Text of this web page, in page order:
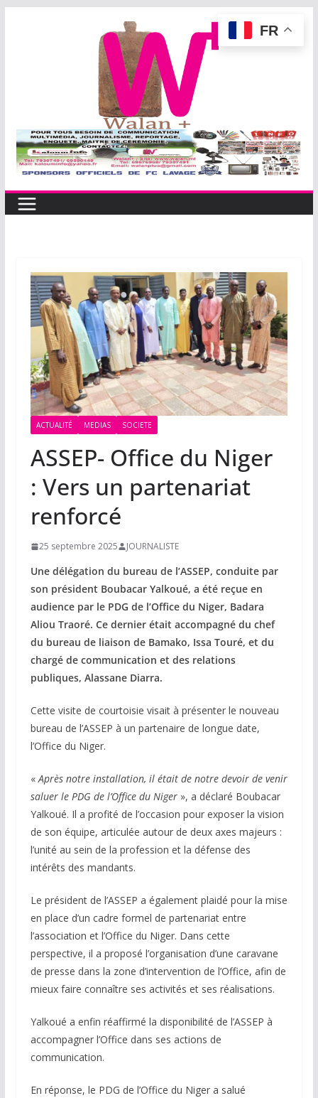
ACTUALITÉ MEDIAS SOCIETE
ASSEP- Office du Niger
: Vers un partenariat
renforcé
25 septembre 2025 JOURNALISTE
Une délégation du bureau de l’ASSEP, conduite par
son président Boubacar Yalkoué, a été reçue en
audience par le PDG de l’Office du Niger, Badara
Aliou Traoré. Ce dernier était accompagné du chef
du bureau de liaison de Bamako, Issa Touré, et du
chargé de communication et des relations
publiques, Alassane Diarra.
Cette visite de courtoisie visait à présenter le nouveau
bureau de l’ASSEP à un partenaire de longue date,
l’Office du Niger.
«Après notre installation, il était de notre devoir de venir
saluer le PDG de l’Office du Niger», a déclaré Boubacar
Yalkoué. Il a profité de l’occasion pour exposer la vision
de son équipe, articulée autour de deux axes majeurs :
l’unité au sein de la profession et la défense des
intérêts des mandants.
Le président de l’ASSEP a également plaidé pour la mise
en place d’un cadre formel de partenariat entre
l’association et l’Office du Niger. Dans cette
perspective, il a proposé l’organisation d’une caravane
de presse dans la zone d’intervention de l’Office, afin de
mieux faire connaître ses activités et ses réalisations.
Yalkoué a enfin réaffirmé la disponibilité de l’ASSEP à
accompagner l’Office dans ses actions de
communication.
En réponse, le PDG de l’Office du Niger a salué
FR